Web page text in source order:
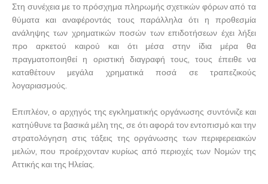
Στη συνέχεια με το πρόσχημα πληρωμής σχετικών φόρων από τα
θύματα και αναφέροντάς τους παράλληλα ότι η προθεσμία
ανάληψης των χρηματικών ποσών των επιδοτήσεων έχει λήξει
προ αρκετού καιρού και ότι μέσα στην ίδια μέρα θα
πραγματοποιηθεί η οριστική διαγραφή τους, τους έπειθε να
καταθέτουν μεγάλα χρηματικά ποσά σε τραπεζικούς
λογαριασμούς.
Επιπλέον, ο αρχηγός της εγκληματικής οργάνωσης συντόνιζε και
κατηύθυνε τα βασικά μέλη της, σε ότι αφορά τον εντοπισμό και την
στρατολόγηση στις τάξεις της οργάνωσης των περιφερειακών
μελών, που προέρχονταν κυρίως από περιοχές των Νομών της
Αττικής και της Ηλείας.